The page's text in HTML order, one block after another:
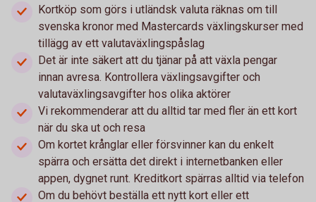
Kortköp som görs i utländsk valuta räknas om till
svenska kronor med Mastercards växlingskurser med
tillägg av ett valutaväxlingspåslag
Det är inte säkert att du tjänar på att växla pengar
innan avresa. Kontrollera växlingsavgifter och
valutaväxlingsavgifter hos olika aktörer
Vi rekommenderar att du alltid tar med fler än ett kort
när du ska ut och resa
Om kortet krånglar eller försvinner kan du enkelt
spärra och ersätta det direkt i internetbanken eller
appen, dygnet runt. Kreditkort spärras alltid via telefon
Om du behövt beställa ett nytt kort eller ett